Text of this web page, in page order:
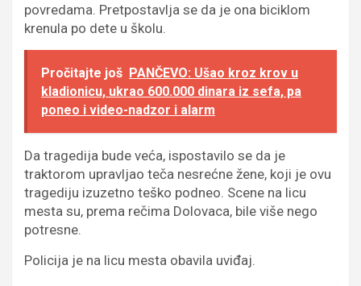
povredama. Pretpostavlja se da je ona biciklom
krenula po dete u školu.
Pročitajte još PANČEVO: Ušao kroz krov u
kladionicu, ukrao 600.000 dinara iz sefa, pa
poneo i video-nadzor i alarm
Da tragedija bude veća, ispostavilo se da je
traktorom upravljao teča nesrećne žene, koji je ovu
tragediju izuzetno teško podneo. Scene na licu
mesta su, prema rečima Dolovaca, bile više nego
potresne.
Policija je na licu mesta obavila uviđaj.